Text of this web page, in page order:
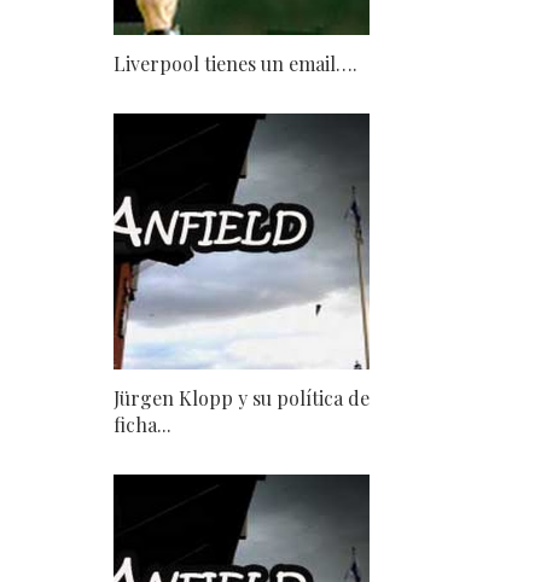
Liverpool tienes un email….
Jürgen Klopp y su política de
ficha...